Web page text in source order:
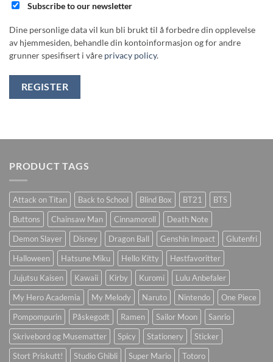
Subscribe to our newsletter
Dine personlige data vil kun bli brukt til å forbedre din opplevelse
av hjemmesiden, behandle din kontoinformasjon og for andre
grunner spesifisert i våre privacy policy.
REGISTER
PRODUCT TAGS
Attack on Titan Back to School Blind Box BT21
BTS
Buttons
Chainsaw Man Cinnamoroll
Death Note
Demon Slayer
Disney Dragon Ball Genshin Impact
Glutenfri
Halloween
Hatsune Miku Hello Kitty
Høstfavoritter
Jujutsu Kaisen
Kawaii Kirby Kuromi
Lulu Anbefaler
My Hero Academia
My Melody Naruto Nintendo
One Piece
Pompompurin
Påskegodt Ramen Sailor Moon
Sanrio
Skrivebord og Musematter
Spicy Stationery
Sticker
Stort Priskutt!
Studio Ghibli Super Mario
Totoro